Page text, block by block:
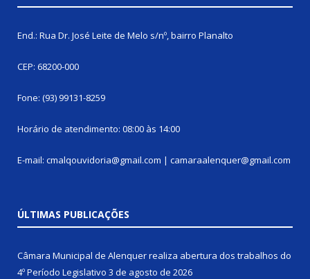
End.: Rua Dr. José Leite de Melo s/nº, bairro Planalto
CEP: 68200-000
Fone: (93) 99131-8259
Horário de atendimento: 08:00 às 14:00
E-mail: cmalqouvidoria@gmail.com | camaraalenquer@gmail.com
ÚLTIMAS PUBLICAÇÕES
Câmara Municipal de Alenquer realiza abertura dos trabalhos do
4º Período Legislativo 3 de agosto de 2026